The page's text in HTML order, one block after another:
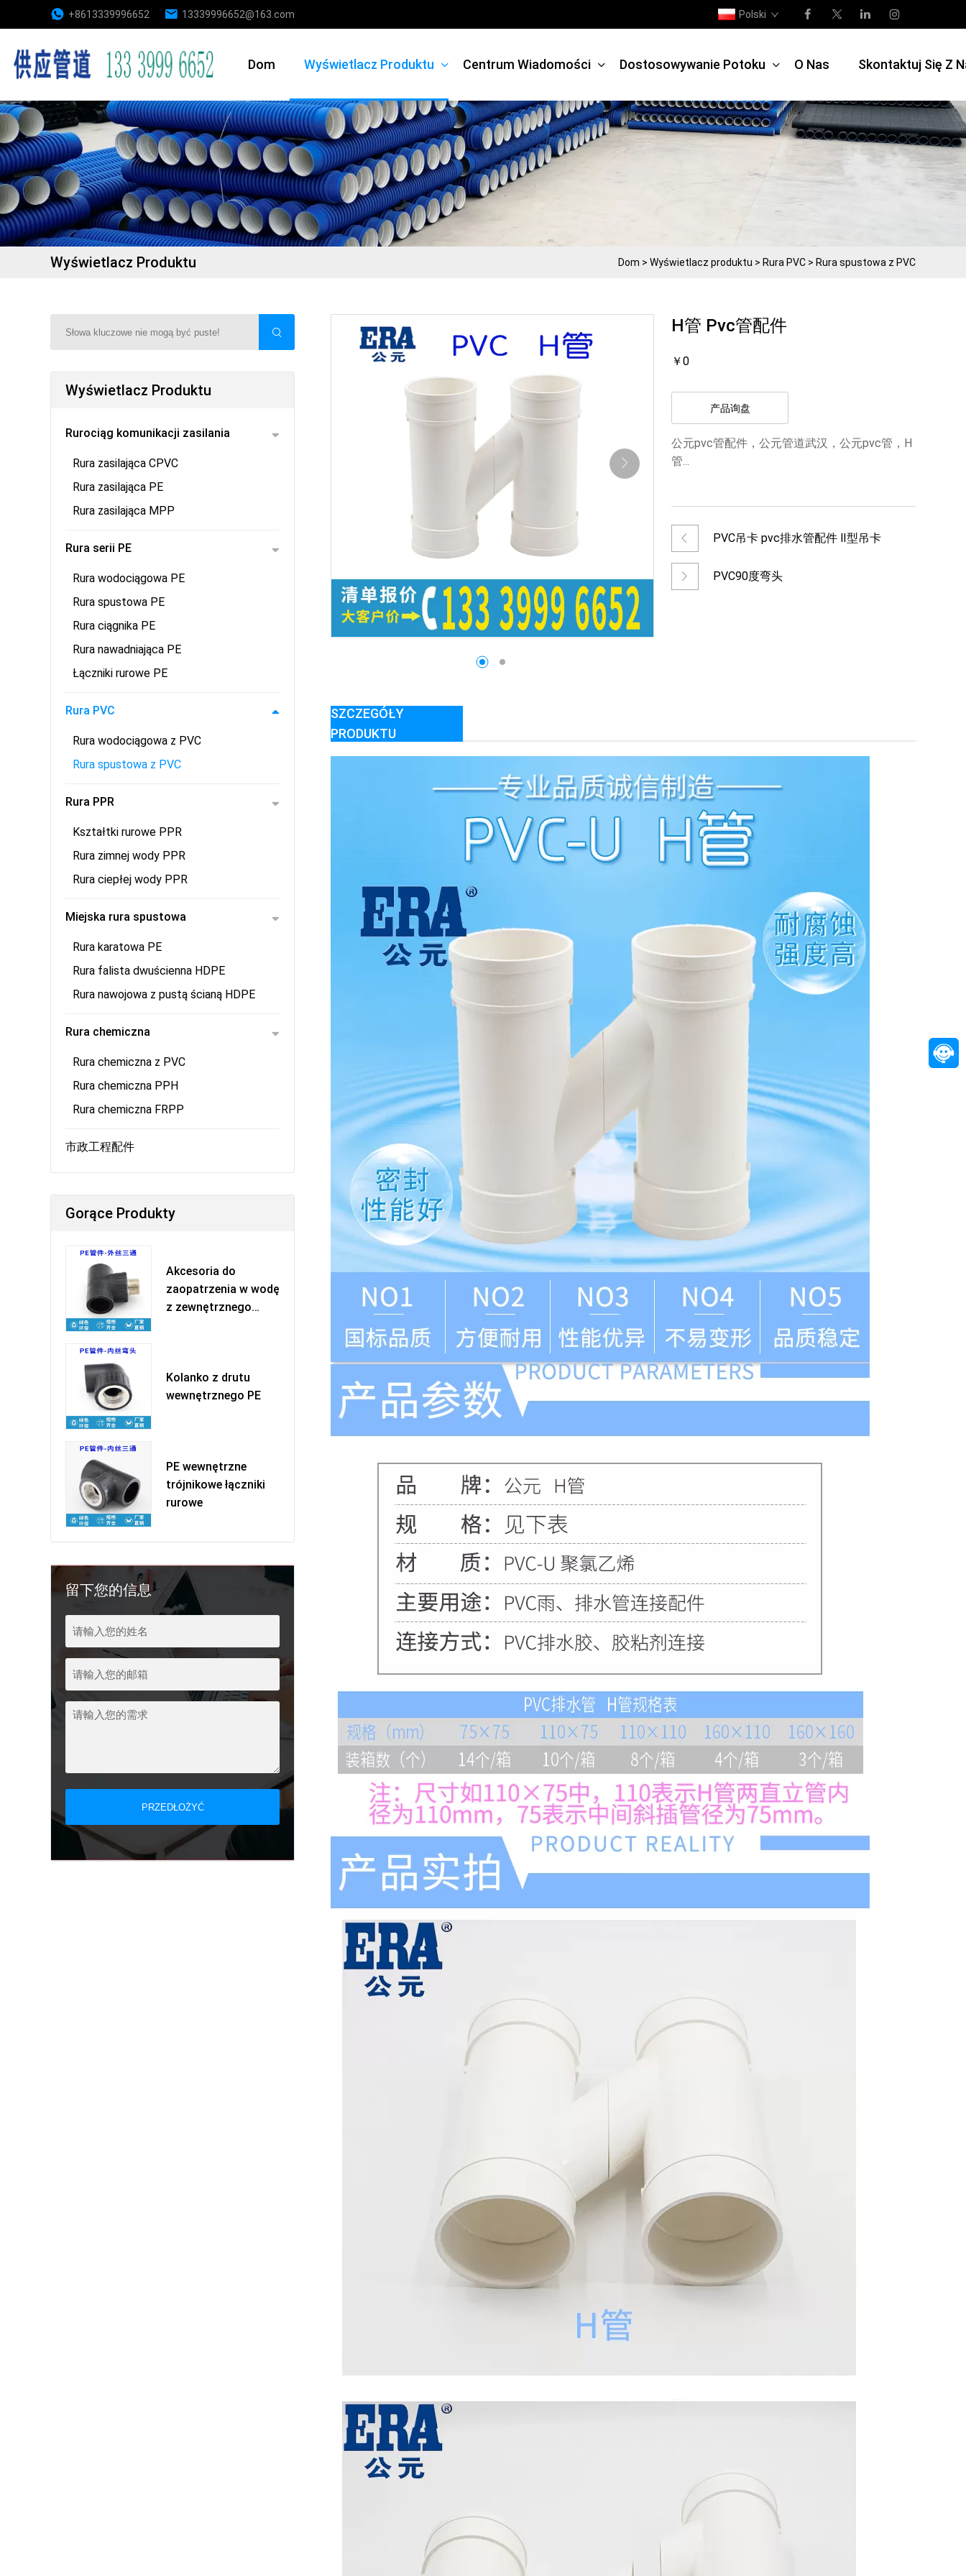
+8613339996652 13339996652@163.com Polski
Dom Wyświetlacz Produktu Centrum Wiadomości Dostosowywanie Potoku O Nas Skontaktuj Się Z
Wyświetlacz Produktu Dom > Wyświetlacz produktu > Rura PVC > Rura spustowa z PVC
Wyświetlacz Produktu
Rurociąg komunikacji zasilania
Rura zasilająca CPVC
Rura zasilająca PE
Rura zasilająca MPP
Rura serii PE
Rura wodociągowa PE
Rura spustowa PE
Rura ciągnika PE
Rura nawadniająca PE
Łączniki rurowe PE
Rura PVC
Rura wodociągowa z PVC
Rura spustowa z PVC
Rura PPR
Kształtki rurowe PPR
Rura zimnej wody PPR
Rura ciepłej wody PPR
Miejska rura spustowa
Rura karatowa PE
Rura falista dwuścienna HDPE
Rura nawojowa z pustą ścianą HDPE
Rura chemiczna
Rura chemiczna z PVC
Rura chemiczna PPH
Rura chemiczna FRPP
市政工程配件
Gorące Produkty
Akcesoria do
zaopatrzenia w wodę
z zewnętrznego
Kolanko z drutu
wewnętrznego PE
PE wewnętrzne
trójnikowe łączniki
rurowe
留下您的信息
PRZEDŁOŻYĆ
H管 Pvc管配件
￥0
产品询盘
公元pvc管配件，公元管道武汉，公元pvc管，H
管...
PVC吊卡 pvc排水管配件 Ⅱ型吊卡
PVC90度弯头
SZCZEGÓŁY
PRODUKTU